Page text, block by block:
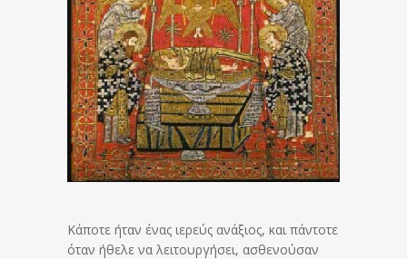
Κάποτε ήταν ένας ιερεύς ανάξιος, και πάντοτε
όταν ήθελε να λειτουργήσει, ασθενούσαν